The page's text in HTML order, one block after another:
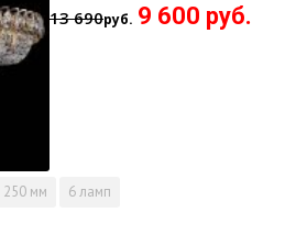
13 690руб. 9 600 руб.
250 мм 6 ламп